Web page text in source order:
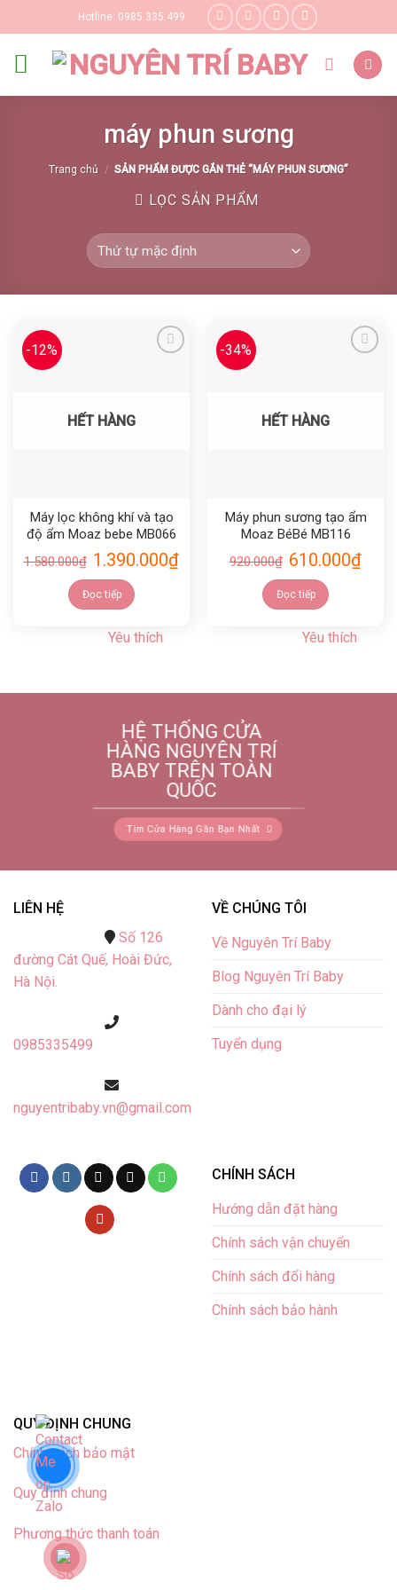
to
content
Hotline: 0985.335.499
máy phun sương
Trang chủ / SẢN PHẨM ĐƯỢC GẮN THẺ “MÁY PHUN SƯƠNG”
LỌC SẢN PHẨM
-12%
HẾT HÀNG
Máy lọc không khí và tạo
độ ẩm Moaz bebe MB066
1.580.000₫ 1.390.000₫
Đọc tiếp
Yêu thích
-34%
HẾT HÀNG
Máy phun sương tạo ẩm
Moaz BéBé MB116
920.000₫ 610.000₫
Đọc tiếp
Yêu thích
HỆ THỐNG CỬA
HÀNG NGUYÊN TRÍ
BABY TRÊN TOÀN
QUỐC
Tìm Cửa Hàng Gần Bạn Nhất
LIÊN HỆ
Số 126
đường Cát Quế, Hoài Đức,
Hà Nội.
0985335499
nguyentribaby.vn@gmail.com
VỀ CHÚNG TÔI
Về Nguyên Trí Baby
Blog Nguyên Trí Baby
Dành cho đại lý
Tuyển dụng
CHÍNH SÁCH
Hướng dẫn đặt hàng
Chính sách vận chuyển
Chính sách đổi hàng
Chính sách bảo hành
QUY ĐỊNH CHUNG
Chính sách bảo mật
Quy định chung
Phương thức thanh toán